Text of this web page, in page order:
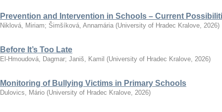
Prevention and Intervention in Schools – Current
Niklová, Miriam; Šimšíková, Annamária (University of Hradec Kralove, 2026)
Before It’s Too Late
El-Hmoudová, Dagmar; Janiš, Kamil (University of Hradec Kralove, 2026)
Monitoring of Bullying Victims in Primary Schools
Dulovics, Mário (University of Hradec Kralove, 2026)